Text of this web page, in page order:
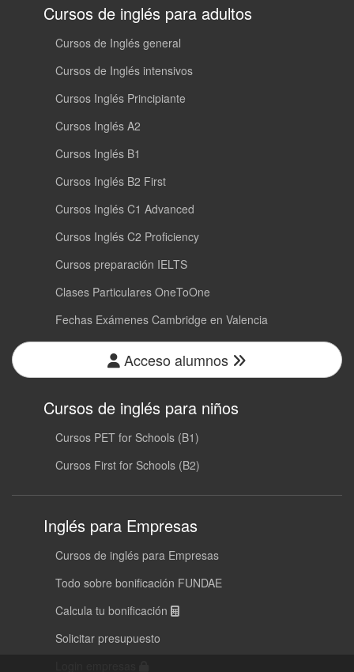
Cursos de inglés para adultos
Cursos de Inglés general
Cursos de Inglés intensivos
Cursos Inglés Principiante
Cursos Inglés A2
Cursos Inglés B1
Cursos Inglés B2 First
Cursos Inglés C1 Advanced
Cursos Inglés C2 Proficiency
Cursos preparación IELTS
Clases Particulares OneToOne
Fechas Exámenes Cambridge en Valencia
Acceso alumnos
Cursos de inglés para niños
Cursos PET for Schools (B1)
Cursos First for Schools (B2)
Inglés para Empresas
Cursos de inglés para Empresas
Todo sobre bonificación FUNDAE
Calcula tu bonificación
Solicitar presupuesto